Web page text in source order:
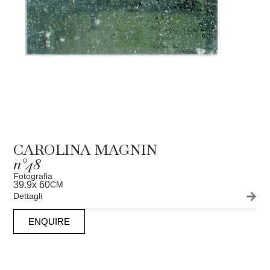
CAROLINA MAGNIN
n°48
Fotografia
39.9x 60CM
Dettagli
ENQUIRE